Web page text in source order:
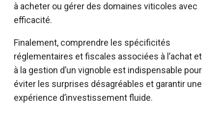
à acheter ou gérer des domaines viticoles avec
efficacité.
Finalement, comprendre les spécificités
réglementaires et fiscales associées à l’achat et
à la gestion d’un vignoble est indispensable pour
éviter les surprises désagréables et garantir une
expérience d’investissement fluide.